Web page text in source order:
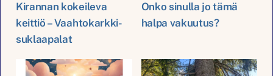
Kirannan kokeileva
keittiö – Vaahtokarkki-
suklaapalat
Onko sinulla jo tämä
halpa vakuutus?